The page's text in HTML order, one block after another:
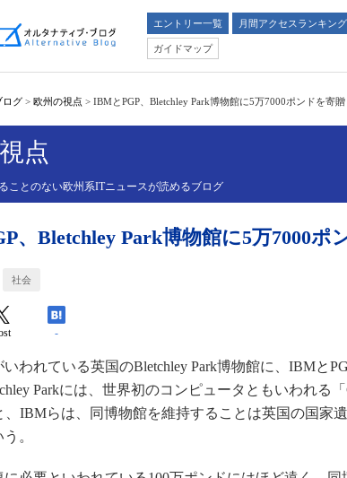
エントリー一覧 月間アクセスランキング
ガイドマップ
ログ > 欧州の視点 > IBMとPGP、Bletchley Park博物館に5万7000ポンドを寄贈
点
ことのない欧州系ITニュースが読めるブログ
、Bletchley Park博物館に5万7000ポ
社会
-
われている英国のBletchley Park博物館に、IBMと
Parkには、世界初のコンピュータともいわれる「
、IBMらは、同博物館を維持することは英国の国家
。